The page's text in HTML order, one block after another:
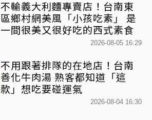
不輸義大利麵專賣店！台南東
區鄉村網美風「小孩吃素」 是
一間很美又很好吃的西式素食
2026-08-05 16:29
不用跟著排隊的在地店！台南
善化牛肉湯 熟客都知道「這
款」想吃要碰運氣
2026-08-04 16:30